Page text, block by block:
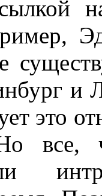
и
это
все,